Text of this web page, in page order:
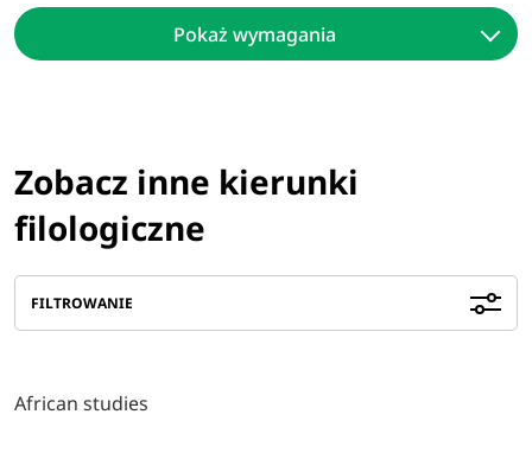
Pokaż wymagania
Zobacz inne kierunki
filologiczne
FILTROWANIE
African studies